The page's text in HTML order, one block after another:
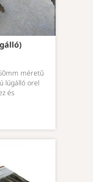
méretű
lúgálló orel
és